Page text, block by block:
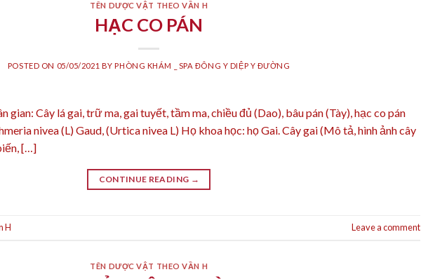
TÊN DƯỢC VẬT THEO VẦN H
HẠC CO PÁN
POSTED ON 05/05/2021 BYPHÒNG KHÁM _ SPA ĐÔNG Y DIỆP Y ĐƯỜNG
gian: Cây lá gai, trữ ma, gai tuyết, tầm ma, chiều đủ (Dao), bâu pán (Tày), hạc co pán
nivea (L) Gaud, (Urtica nivea L) Họ khoa học: họ Gai. Cây gai (Mô tả, hình ảnh cây
[…]
CONTINUE READING →
H Leave a comment
TÊN DƯỢC VẬT THEO VẦN H